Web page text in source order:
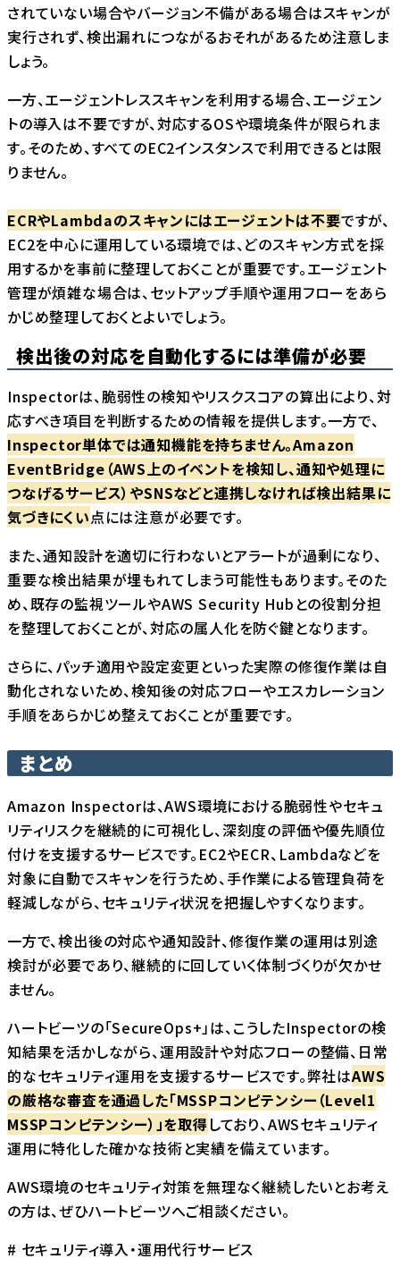
されていない場合やバージョン不備がある場合はスキャンが
実行されず、検出漏れにつながるおそれがあるため注意しま
しょう。
一方、エージェントレススキャンを利用する場合、エージェン
トの導入は不要ですが、対応するOSや環境条件が限られま
す。そのため、すべてのEC2インスタンスで利用できるとは限
りません。
ECRやLambdaのスキャンにはエージェントは不要ですが、
EC2を中心に運用している環境では、どのスキャン方式を採
用するかを事前に整理しておくことが重要です。エージェント
管理が煩雑な場合は、セットアップ手順や運用フローをあら
かじめ整理しておくとよいでしょう。
検出後の対応を自動化するには準備が必要
Inspectorは、脆弱性の検知やリスクスコアの算出により、対
応すべき項目を判断するための情報を提供します。一方で、
Inspector単体では通知機能を持ちません。Amazon
EventBridge（AWS上のイベントを検知し、通知や処理に
つなげるサービス）やSNSなどと連携しなければ検出結果に
気づきにくい点には注意が必要です。
また、通知設計を適切に行わないとアラートが過剰になり、
重要な検出結果が埋もれてしまう可能性もあります。そのた
め、既存の監視ツールやAWS Security Hubとの役割分担
を整理しておくことが、対応の属人化を防ぐ鍵となります。
さらに、パッチ適用や設定変更といった実際の修復作業は自
動化されないため、検知後の対応フローやエスカレーション
手順をあらかじめ整えておくことが重要です。
まとめ
Amazon Inspectorは、AWS環境における脆弱性やセキュ
リティリスクを継続的に可視化し、深刻度の評価や優先順位
付けを支援するサービスです。EC2やECR、Lambdaなどを
対象に自動でスキャンを行うため、手作業による管理負荷を
軽減しながら、セキュリティ状況を把握しやすくなります。
一方で、検出後の対応や通知設計、修復作業の運用は別途
検討が必要であり、継続的に回していく体制づくりが欠かせ
ません。
ハートビーツの「SecureOps+」は、こうしたInspectorの検
知結果を活かしながら、運用設計や対応フローの整備、日常
的なセキュリティ運用を支援するサービスです。弊社はAWS
の厳格な審査を通過した「MSSPコンピテンシー（Level1
MSSPコンピテンシー）」を取得しており、AWSセキュリティ
運用に特化した確かな技術と実績を備えています。
AWS環境のセキュリティ対策を無理なく継続したいとお考え
の方は、ぜひハートビーツへご相談ください。
# セキュリティ導入・運用代行サービス